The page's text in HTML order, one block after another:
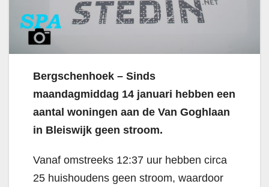
Bergschenhoek – Sinds
maandagmiddag 14 januari hebben een
aantal woningen aan de Van Goghlaan
in Bleiswijk geen stroom.
Vanaf omstreeks 12:37 uur hebben circa
25 huishoudens geen stroom, waardoor